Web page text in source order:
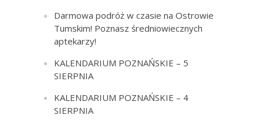
Darmowa podróż w czasie na Ostrowie
Tumskim! Poznasz średniowiecznych
aptekarzy!
KALENDARIUM POZNAŃSKIE – 5
SIERPNIA
KALENDARIUM POZNAŃSKIE – 4
SIERPNIA